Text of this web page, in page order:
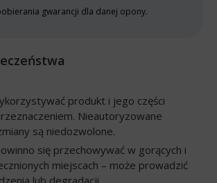
gwarancji dla danej opony.
produkt i jego części
Nieautoryzowane
są niedozwolone.
się przechowywać w gorących i
miejscach – może prowadzić
lub degradacji.